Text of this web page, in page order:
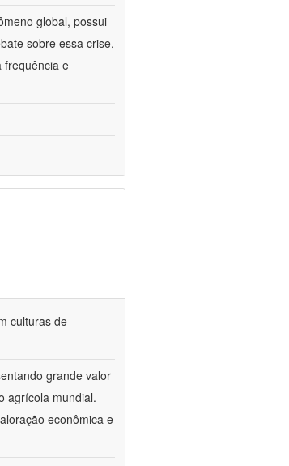
global, possui
sobre essa crise,
frequência e
culturas de
grande valor
agrícola mundial.
econômica e